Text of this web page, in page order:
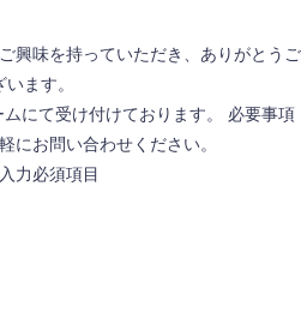
興味を持っていただき、ありがとうご
います。
にて受け付けております。 必要事項
にお問い合わせください。
力必須項目